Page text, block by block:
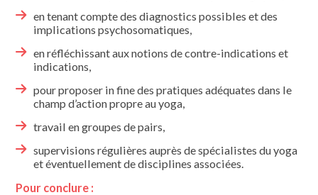
en tenant compte des diagnostics possibles et des
implications psychoso­matiques,
en réfléchissant aux notions de contre-indications et
indications,
pour proposer in fine des pratiques adéquates dans le
champ d’action propre au yoga,
travail en groupes de pairs,
supervisions régulières auprès de spécialistes du yoga
et éventuellement de disciplines associées.
Pour conclure :